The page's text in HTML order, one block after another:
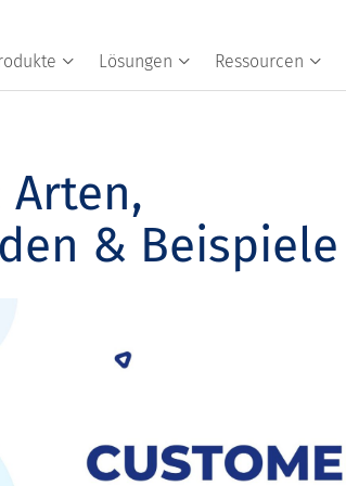
Lösungen Ressourcen
Arten,
& Beispiele